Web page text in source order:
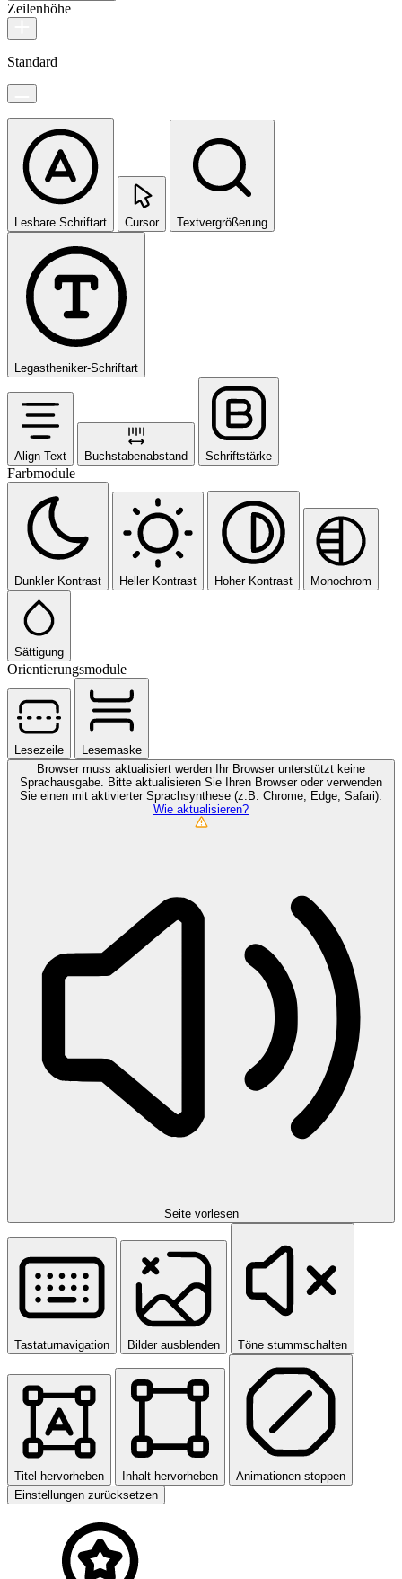
Zeilenhöhe
Standard
Lesbare Schriftart Cursor Textvergrößerung
Legastheniker-Schriftart
Align Text Buchstabenabstand Schriftstärke
Farbmodule
Dunkler Kontrast Heller Kontrast Hoher Kontrast Monochrom
Sättigung
Orientierungsmodule
Lesezeile
Lesemaske
Browser muss aktualisiert werden
Ihr Browser unterstützt keine
Sprachausgabe. Bitte aktualisieren Sie Ihren Browser oder verwenden
Sie einen mit aktivierter Sprachsynthese (z.B. Chrome, Edge, Safari).
Wie aktualisieren?
Seite vorlesen
Tastaturnavigation Bilder ausblenden Töne stummschalten
Titel hervorheben Inhalt hervorheben
Animationen stoppen
Einstellungen zurücksetzen